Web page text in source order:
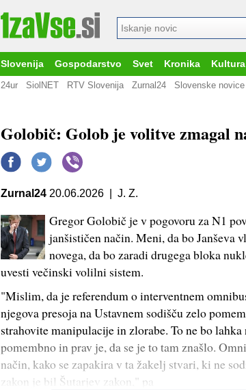
Slovenija Gospodarstvo Svet Kronika Kultura
24ur SiolNET RTV Slovenija Zurnal24 Slovenske novice
Golobič: Golob je volitve zmagal
Zurnal24 20.06.2026 | J. Z.
Gregor Golobič je v pogovoru za N1
janšističen način. Meni, da bo Janševa
novega, da bo zaradi drugega bloka
uvesti večinski volilni sistem.
"Mislim, da je referendum o interventnem
njegova presoja na Ustavnem sodišču zelo
strahovite manipulacije in zlorabe. To ne bo
pomembno in prav je, da se je to tam znašlo.
način, kako se zapakira v ta žakelj stvari, ki ne
zakon je bil Šutarjev zakon," pa